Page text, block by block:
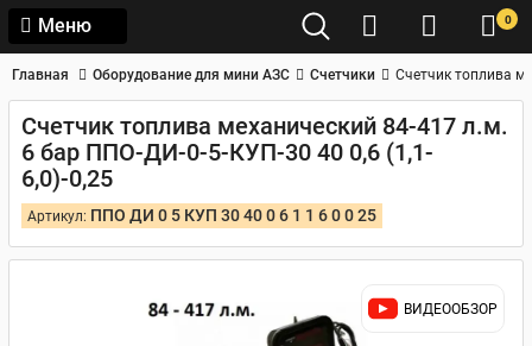
Меню 0
Главная Оборудование для мини АЗС Счетчики Счетчик топлива
Счетчик топлива механический 84-417 л.м.
6 бар ППО-ДИ-0-5-КУП-30 40 0,6 (1,1-
6,0)-0,25
Артикул: ППО ДИ 0 5 КУП 30 40 0 6 1 1 6 0 0 25
ВИДЕООБЗОР